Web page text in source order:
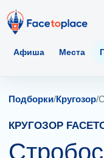
Афиша Места
Подборки/Кругозор/
КРУГОЗОР